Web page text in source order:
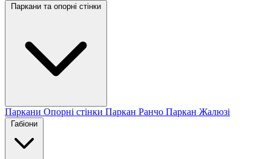
Паркани та опорні стінки
Паркани Опорні стінки Паркан Ранчо Паркан Жалюзі
Габіони